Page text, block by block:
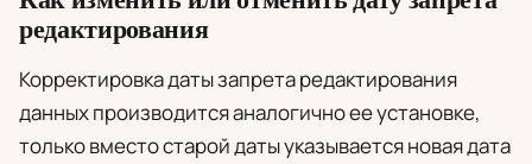
редактирования
Корректировка даты запрета редактирования
данных производится аналогично ее установке,
только вместо старой даты указывается новая дата